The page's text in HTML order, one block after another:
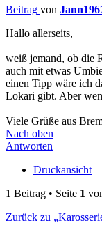
Beitrag von
Hallo allerseits,
weiß jemand, ob die
auch mit etwas
einen Tipp wäre ich
Lokari gibt. Aber
Viele Grüße aus
Nach oben
Antworten
Druckansicht
1 Beitrag • Seite 1
Zurück zu